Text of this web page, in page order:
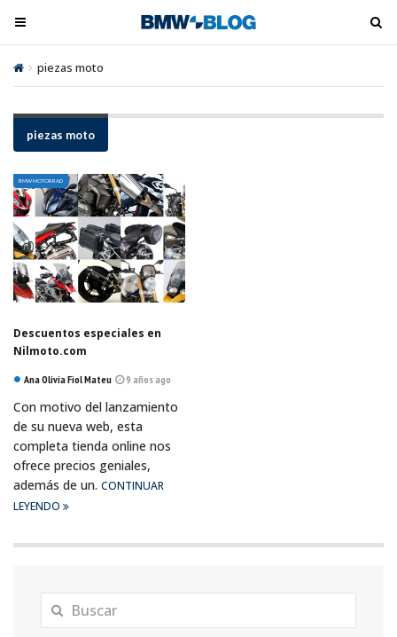
M
e
n
ú
o
g
l
e
M
e
ú
piezas moto
piezas moto
BMW MOTORRAD
Descuentos especiales en
Nilmoto.com
Ana Olivia Fiol Mateu 9 años ago
Con motivo del lanzamiento
de su nueva web, esta
completa tienda online nos
ofrece precios geniales,
además de un. CONTINUAR
LEYENDO